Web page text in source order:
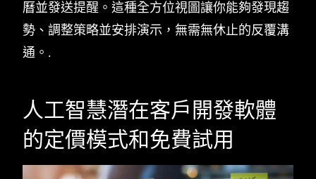
曆並發送提醒。這種全方位視圖讓你能夠發現趨
勢、調整策略並安排演示，無需無休止的反覆溝
通。.
人工智慧潛在客戶開發軟體
的定價模式和免費試用